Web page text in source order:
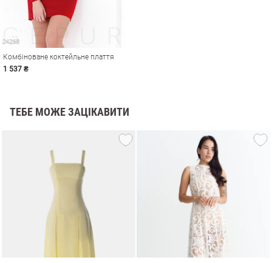
Комбіноване коктейльне плаття
1 537 ₴
ТЕБЕ МОЖЕ ЗАЦІКАВИТИ